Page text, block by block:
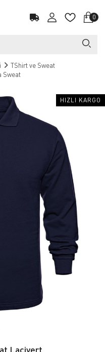
0
TShirt ve Sweat
Sweat
HIZLI KARGO
Lacivert